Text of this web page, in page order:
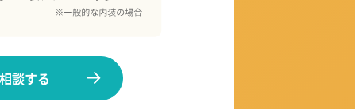
談する